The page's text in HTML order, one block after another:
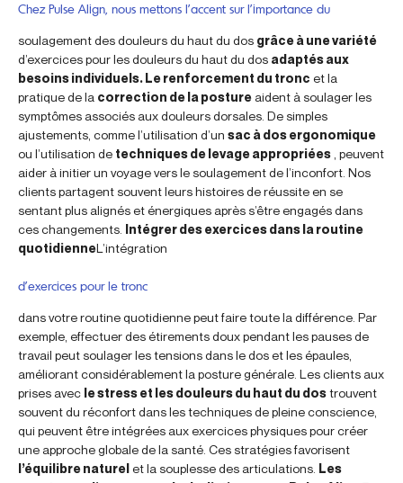
Chez Pulse Align, nous mettons l’accent sur l’importance du
soulagement des douleurs du haut du dos grâce à une variété
d’exercices pour les douleurs du haut du dos adaptés aux
besoins individuels. Le renforcement du tronc et la
pratique de la correction de la posture aident à soulager les
symptômes associés aux douleurs dorsales. De simples
ajustements, comme l’utilisation d’un sac à dos ergonomique
ou l’utilisation de techniques de levage appropriées , peuvent
aider à initier un voyage vers le soulagement de l’inconfort. Nos
clients partagent souvent leurs histoires de réussite en se
sentant plus alignés et énergiques après s’être engagés dans
ces changements. Intégrer des exercices dans la routine
quotidienneL’intégration
d’exercices pour le tronc
dans votre routine quotidienne peut faire toute la différence. Par
exemple, effectuer des étirements doux pendant les pauses de
travail peut soulager les tensions dans le dos et les épaules,
améliorant considérablement la posture générale. Les clients aux
prises avec le stress et les douleurs du haut du dostrouvent
souvent du réconfort dans les techniques de pleine conscience,
qui peuvent être intégrées aux exercices physiques pour créer
une approche globale de la santé. Ces stratégies favorisent
l’équilibre naturel et la souplesse des articulations. Les